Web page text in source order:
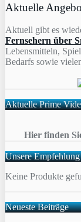
Aktuelle
Aktuell gibt es
Fernsehern über
Lebensmitteln,
Bedarfs sowie
Aktuelle Prime
Hier finden
Unsere Empfehlung
Keine Produkte
Neueste Beiträge